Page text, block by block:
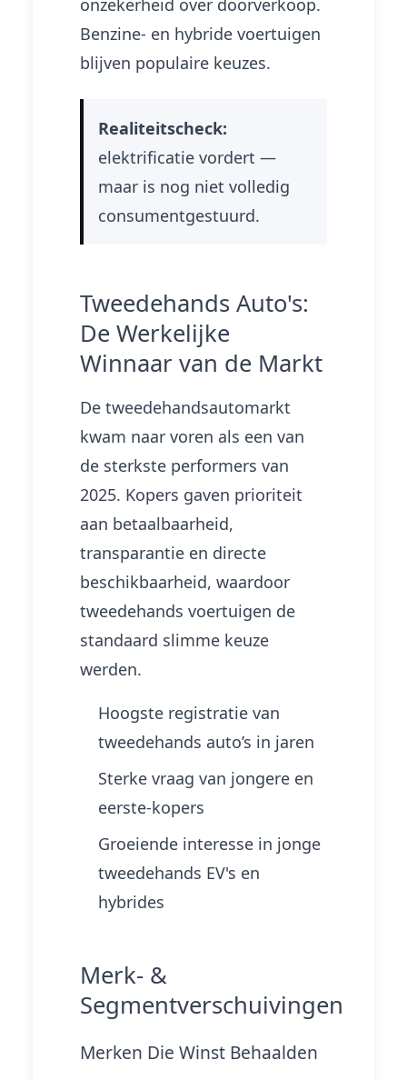
onzekerheid over doorverkoop.
Benzine- en hybride voertuigen
blijven populaire keuzes.
Realiteitscheck:
elektrificatie vordert —
maar is nog niet volledig
consumentgestuurd.
Tweedehands Auto's:
De Werkelijke
Winnaar van de Markt
De tweedehandsautomarkt
kwam naar voren als een van
de sterkste performers van
2025. Kopers gaven prioriteit
aan betaalbaarheid,
transparantie en directe
beschikbaarheid, waardoor
tweedehands voertuigen de
standaard slimme keuze
werden.
Hoogste registratie van
tweedehands auto’s in jaren
Sterke vraag van jongere en
eerste-kopers
Groeiende interesse in jonge
tweedehands EV's en
hybrides
Merk- &
Segmentverschuivingen
Merken Die Winst Behaalden